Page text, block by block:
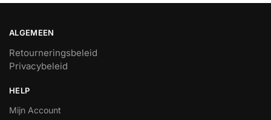
ALGEMEEN
Retourneringsbeleid
Privacybeleid
HELP
Mijn Account